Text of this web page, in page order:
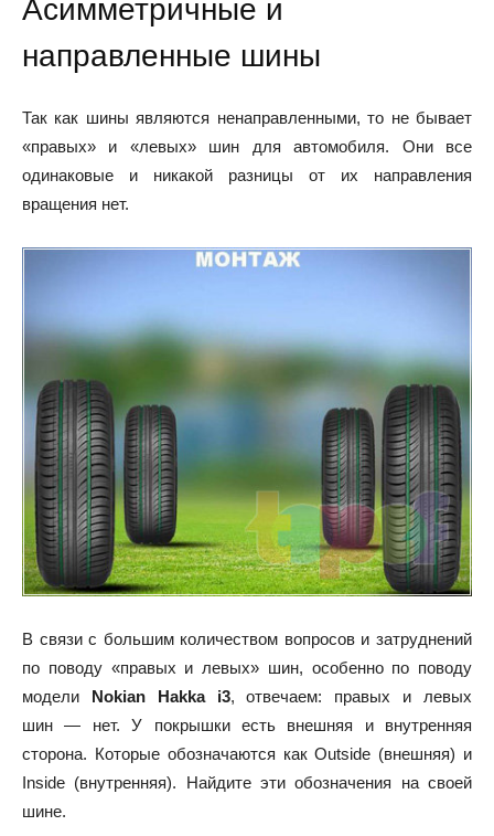
Асимметричные и
направленные шины
Так как шины являются ненаправленными, то не бывает
«правых» и «левых» шин для автомобиля. Они все
одинаковые и никакой разницы от их направления
вращения нет.
В связи с большим количеством вопросов и затруднений
по поводу «правых и левых» шин, особенно по поводу
модели Nokian Hakka i3, отвечаем: правых и левых
шин — нет. У покрышки есть внешняя и внутренняя
сторона. Которые обозначаются как Outside (внешняя) и
Inside (внутренняя). Найдите эти обозначения на своей
шине.